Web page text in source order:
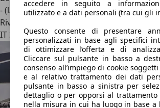
- (l/100 km)
Rivenditore
IT 31100Treviso - Tv
accedere in seguito a
utilizzato e a dati personali (tra cui gli
Questo consente di presentare
personalizzati in base agli specifici
di ottimizzare l’offerta e di
Cliccare sul pulsante in basso a
consenso all’impiego di cookie
e al relativo trattamento dei dati
pulsante in basso a sinistra per
dettaglio o per opporsi al
nella misura in cui ha luogo in base